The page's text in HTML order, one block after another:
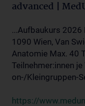
advanced |
...Aufbaukurs 2026
1090 Wien, Van
Anatomie Max. 40
Teilnehmer:innen
on-/Kleingruppen-
https://